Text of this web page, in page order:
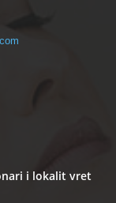
i lokalit vret